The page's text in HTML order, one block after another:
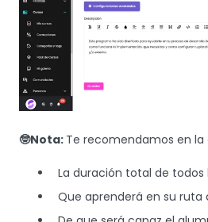
🤓Nota: Te recomendamos en la
La duración total de todos
Que aprenderá en su ruta